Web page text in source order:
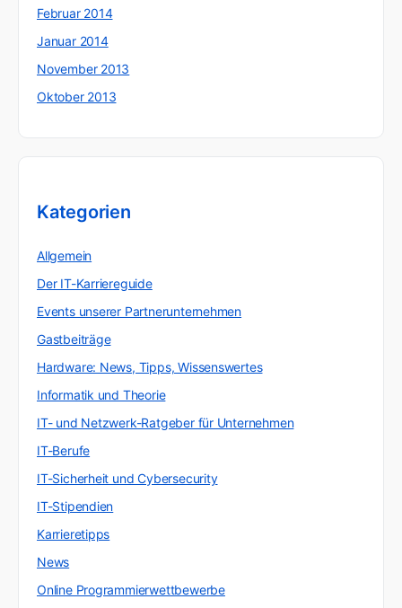
Februar 2014
Januar 2014
November 2013
Oktober 2013
Kategorien
Allgemein
Der IT-Karriereguide
Events unserer Partnerunternehmen
Gastbeiträge
Hardware: News, Tipps, Wissenswertes
Informatik und Theorie
IT- und Netzwerk-Ratgeber für Unternehmen
IT-Berufe
IT-Sicherheit und Cybersecurity
IT-Stipendien
Karrieretipps
News
Online Programmierwettbewerbe